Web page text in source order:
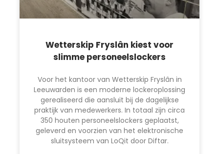
Wetterskip Fryslân kiest voor
slimme personeelslockers
Voor het kantoor van Wetterskip Fryslân in
Leeuwarden is een moderne lockeroplossing
gerealiseerd die aansluit bij de dagelijkse
praktijk van medewerkers. In totaal zijn circa
350 houten personeelslockers geplaatst,
geleverd en voorzien van het elektronische
sluitsysteem van LoQit door Diftar.